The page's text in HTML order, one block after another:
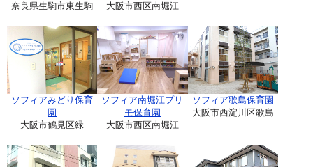
奈良県生駒市東生駒
大阪市西区南堀江
ソフィアみどり保育
園
大阪市鶴見区緑
ソフィア南堀江プリ
モ保育園
大阪市西区南堀江
ソフィア歌島保育園
大阪市西淀川区歌島